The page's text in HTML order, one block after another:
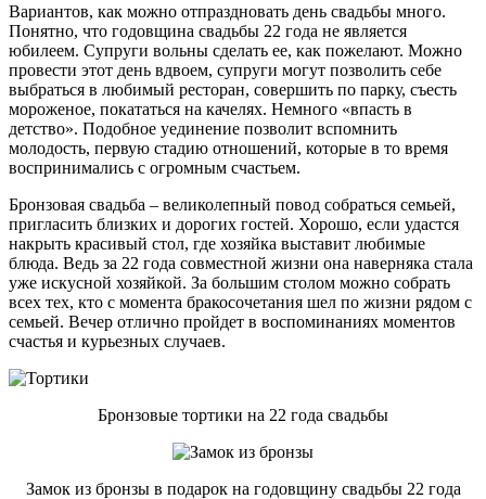
Вариантов, как можно отпраздновать день свадьбы много.
Понятно, что годовщина свадьбы 22 года не является
юбилеем. Супруги вольны сделать ее, как пожелают. Можно
провести этот день вдвоем, супруги могут позволить себе
выбраться в любимый ресторан, совершить по парку, съесть
мороженое, покататься на качелях. Немного «впасть в
детство». Подобное уединение позволит вспомнить
молодость, первую стадию отношений, которые в то время
воспринимались с огромным счастьем.
Бронзовая свадьба – великолепный повод собраться семьей,
пригласить близких и дорогих гостей. Хорошо, если удастся
накрыть красивый стол, где хозяйка выставит любимые
блюда. Ведь за 22 года совместной жизни она наверняка стала
уже искусной хозяйкой. За большим столом можно собрать
всех тех, кто с момента бракосочетания шел по жизни рядом с
семьей. Вечер отлично пройдет в воспоминаниях моментов
счастья и курьезных случаев.
Бронзовые тортики на 22 года свадьбы
Замок из бронзы в подарок на годовщину свадьбы 22 года